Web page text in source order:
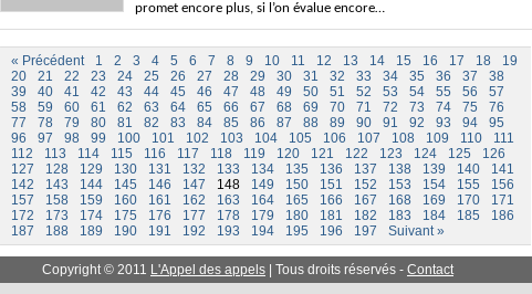
promet encore plus, si l’on évalue encore…
« Précédent 1 2 3 4 5 6 7 8 9 10 11 12 13 14 15 16 17 18
19
20
21 22 23 24 25 26 27 28 29 30 31 32 33 34 35 36 37
38
39
40 41 42 43 44 45 46 47 48 49 50 51 52 53 54 55 56
57
58
59 60 61 62 63 64 65 66 67 68 69 70 71 72 73 74 75
76
77
78 79 80 81 82 83 84 85 86 87 88 89 90 91 92 93 94
95
96
97 98 99 100 101 102 103 104 105 106 107 108 109 110
111
112
113 114 115 116 117 118 119 120 121 122 123 124 125
126
127
128 129 130 131 132 133 134 135 136 137 138 139 140
141
142
143 144 145 146 147 148 149 150 151 152 153 154 155
156
157
158 159 160 161 162 163 164 165 166 167 168 169 170
171
172
173 174 175 176 177 178 179 180 181 182 183 184 185
186
187
188 189 190 191 192 193 194 195 196 197 Suivant »
Copyright © 2011 L'Appel des appels | Tous droits réservés - Contact